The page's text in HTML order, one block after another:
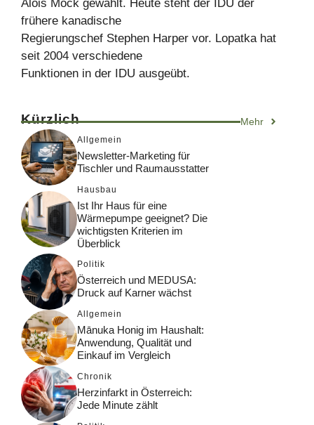
Alois Mock gewählt. Heute steht der IDU der
frühere kanadische
Regierungschef Stephen Harper vor. Lopatka hat
seit 2004 verschiedene
Funktionen in der IDU ausgeübt.
Kürzlich Mehr
Allgemein
Newsletter-Marketing für
Tischler und Raumausstatter
Hausbau
Ist Ihr Haus für eine
Wärmepumpe geeignet? Die
wichtigsten Kriterien im
Überblick
Politik
Österreich und MEDUSA:
Druck auf Karner wächst
Allgemein
Mānuka Honig im Haushalt:
Anwendung, Qualität und
Einkauf im Vergleich
Chronik
Herzinfarkt in Österreich:
Jede Minute zählt